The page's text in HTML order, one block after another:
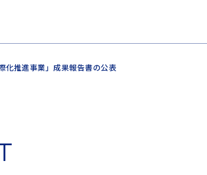
化推進事業」成果報告書の公表